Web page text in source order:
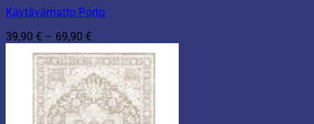
Käytävämatto Porto
39,90 € – 69,90 €
-
69,90 €